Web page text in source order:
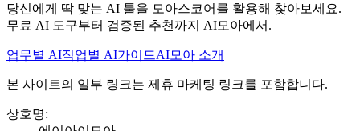
당신에게 딱 맞는 AI 툴을 모아스코어를 활용해 찾아보세요.
무료 AI 도구부터 검증된 추천까지 AI모아에서.
업무별 AI직업별 AI가이드AI모아 소개
본 사이트의 일부 링크는 제휴 마케팅 링크를 포함합니다.
상호명: